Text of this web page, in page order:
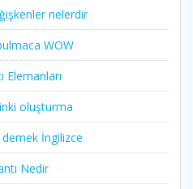
nelerdir
WOW
Elemanları
oluşturma
demek İngilizce
Nedir